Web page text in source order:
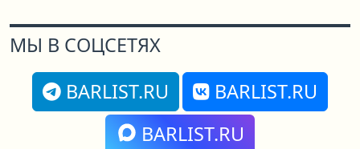
МЫ В СОЦСЕТЯХ
BARLIST.RU
BARLIST.RU
BARLIST.RU